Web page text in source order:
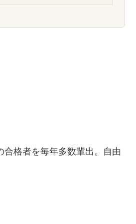
合格者を毎年多数輩出。自由